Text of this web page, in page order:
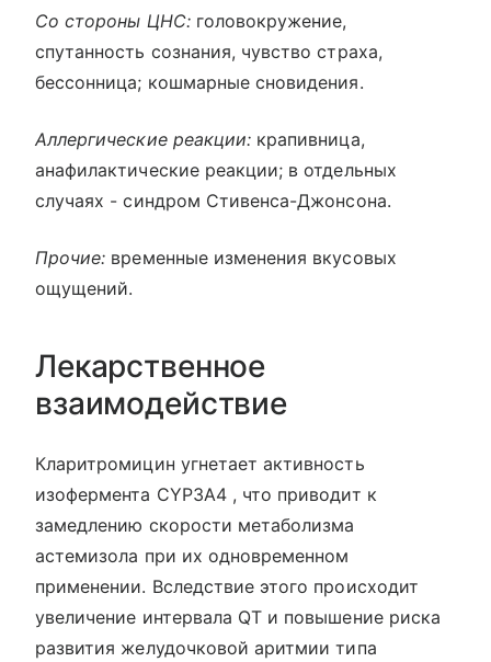
Со стороны ЦНС:головокружение,
спутанность сознания, чувство страха,
бессонница; кошмарные сновидения.
Аллергические реакции: крапивница,
анафилактические реакции; в отдельных
случаях - синдром Стивенса-Джонсона.
Прочие: временные изменения вкусовых
ощущений.
Лекарственное
взаимодействие
Кларитромицин угнетает активность
изофермента CYP3A4 , что приводит к
замедлению скорости метаболизма
астемизола при их одновременном
применении. Вследствие этого происходит
увеличение интервала QT и повышение риска
развития желудочковой аритмии типа